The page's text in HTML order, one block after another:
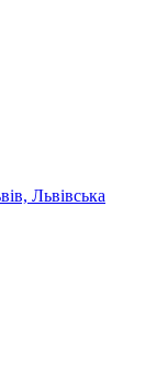
Львівська